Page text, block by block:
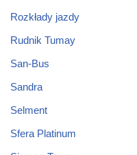
Rozkłady jazdy
Rudnik Tumay
San-Bus
Sandra
Selment
Sfera Platinum